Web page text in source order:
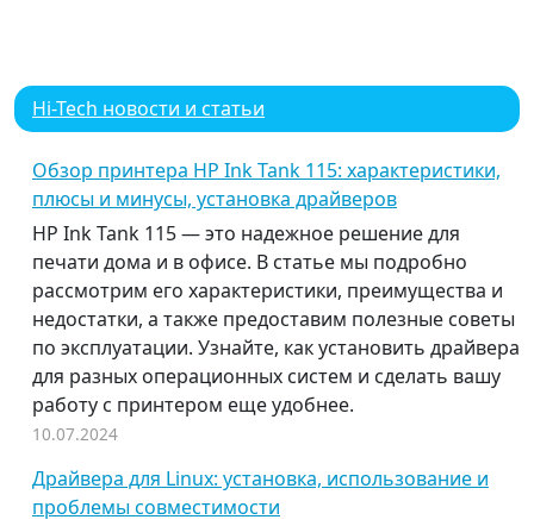
Hi-Tech новости и статьи
Обзор принтера HP Ink Tank 115: характеристики,
плюсы и минусы, установка драйверов
HP Ink Tank 115 — это надежное решение для
печати дома и в офисе. В статье мы подробно
рассмотрим его характеристики, преимущества и
недостатки, а также предоставим полезные советы
по эксплуатации. Узнайте, как установить драйвера
для разных операционных систем и сделать вашу
работу с принтером еще удобнее.
10.07.2024
Драйвера для Linux: установка, использование и
проблемы совместимости